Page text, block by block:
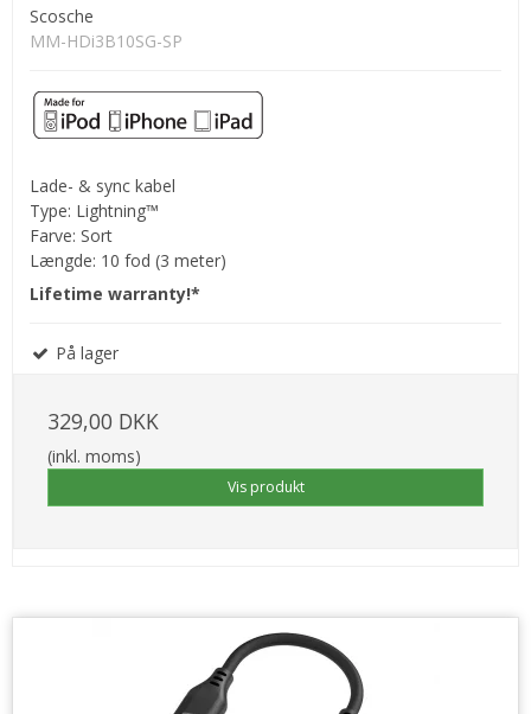
Scosche
MM-HDi3B10SG-SP
Lade- & sync kabel
Type: Lightning™
Farve: Sort
Længde: 10 fod (3 meter)
Lifetime warranty!*
På lager
329,00 DKK
(inkl. moms)
Vis produkt